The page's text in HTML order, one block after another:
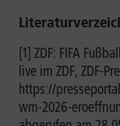
[1] ZDF: FIFA
live im ZDF, ZDF-
https://
wm-2026-